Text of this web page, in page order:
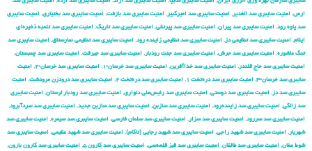
ارس, امنیت سایبری سد الغدیر , امنیت سایبری سد امیرکبیر , امنیت سایبری سد بازفت, امنیت سایبری سد بختیاری, امنیت سایبری
سد پاوه رود, امنیت سایبری سد پیران, امنیت سایبری سد پیرتقی, امنیت سایبری سد تاریک, امنیت سایبری سد تلمبه ذخیره‌ای
ایلام, امنیت سایبری سد تنظیمی دز , امنیت سایبری سد تنظیمی زاینده رود, امنیت سایبری سد تنظیمی نمارستاق, امنیت سایبری سد
تنگ ماشوره, امنیت سایبری سد جرش, امنیت سایبری سد جنت رودبار , امنیت سایبری سد جیرفت, امنیت سایبری سد چمبستان,
امنیت سایبری سد حاج قلندر , امنیت سایبری سد خداآفرین, امنیت سایبری سد خرسان-۱ , امنیت سایبری سد خرسان-۲ , امنیت
سایبری سد خرسان-۳ , امنیت سایبری سد دره‌تخت ۱ , امنیت سایبری سد دره‌تخت ۲ , امنیت سایبری سد درودزن مرودشت, امنیت
سایبری سد دز , امنیت سایبری سد دوستی, امنیت سایبری سد رئیس‌علی دلواری, امنیت سایبری سد رودبار لرستان, امنیت سایبری
سد زالکی, امنیت سایبری سد زاینده‌رود, امنیت سایبری سد سازبن, امنیت سایبری سد سازبن جدید, امنیت سایبری سد سردآبرود,
امنیت سایبری سد سررود, امنیت سایبری سد سزار , امنیت سایبری سد سلمان فارسی, امنیت سایبری سد سیمره, امنیت سایبری سد
شهریار , امنیت سایبری سد شهید راجی, امنیت سایبری سد شهید رجایی (تاکام), امنیت سایبری سد شهید عظیمی, امنیت سایبری سد
شوط مغان, امنیت سایبری سد طالقان, امنیت سایبری سد قیز قلعه‌سی, امنیت سایبری سد کارون ۵ , امنیت سایبری سد کارون بارون,